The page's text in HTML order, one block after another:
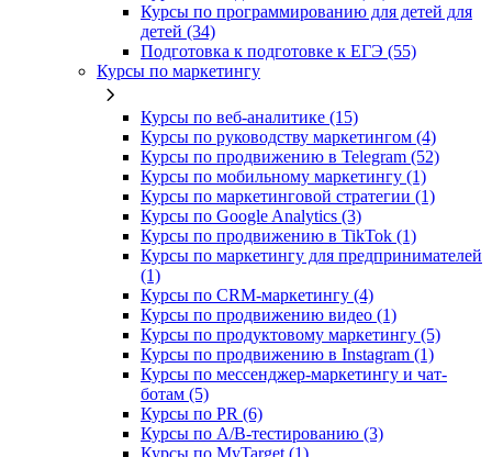
Курсы по программированию для детей для
детей (34)
Подготовка к подготовке к ЕГЭ (55)
Курсы по маркетингу
Курсы по веб-аналитике (15)
Курсы по руководству маркетингом (4)
Курсы по продвижению в Telegram (52)
Курсы по мобильному маркетингу (1)
Курсы по маркетинговой стратегии (1)
Курсы по Google Analytics (3)
Курсы по продвижению в TikTok (1)
Курсы по маркетингу для предпринимателей
(1)
Курсы по CRM-маркетингу (4)
Курсы по продвижению видео (1)
Курсы по продуктовому маркетингу (5)
Курсы по продвижению в Instagram (1)
Курсы по мессенджер-маркетингу и чат-
ботам (5)
Курсы по PR (6)
Курсы по A/B-тестированию (3)